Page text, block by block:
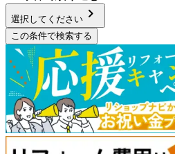
選択してください chevron_right
この条件で検索する